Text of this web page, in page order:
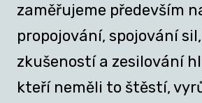
zaměřujeme především
propojování, spojování
zkušeností a zesilování
kteří neměli to štěstí,